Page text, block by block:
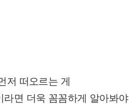
저 떠오르는 게
면 더욱 꼼꼼하게 알아봐야